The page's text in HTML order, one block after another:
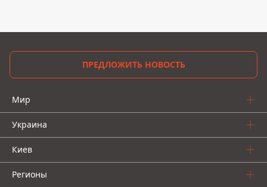
ПРЕДЛОЖИТЬ НОВОСТЬ
Мир
Украина
Киев
Регионы